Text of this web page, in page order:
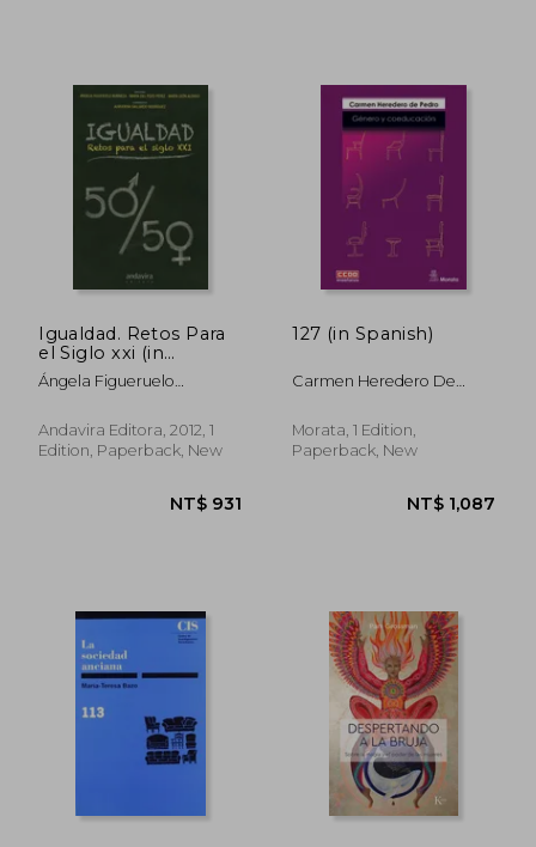
NT$ 1,144
Igualdad. Retos Para
el Siglo xxi (in
Spanish)
Ángela Figueruelo
Del Pozo Pérez
(Directora); Marta León
Alonso (Directora);
Rodríguez (Coordinadora)
Andavira Editora, 2012, 1
Edition, Paperback, New
127 (in Spanish)
Carmen Heredero De
Morata, 1 Edition,
Paperback, New